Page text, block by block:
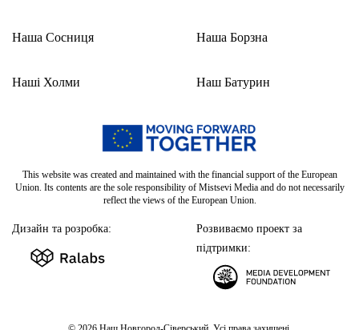
Наша Сосниця
Наші Холми
Наша Борзна
Наш Батурин
This website was created and maintained with the financial support of the European
Union. Its contents are the sole responsibility of Mistsevi Media and do not necessarily
reflect the views of the European Union.
Дизайн та розробка:
Розвиваємо проект за
підтримки: